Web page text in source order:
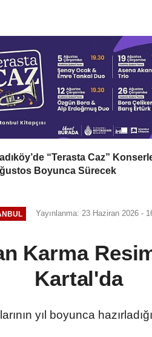
“Terasta Caz”
Boyunca Sürecek
Yayınlanma: 23 Haziran 2026 -
Karma
Kartal'da
yıl boyunca